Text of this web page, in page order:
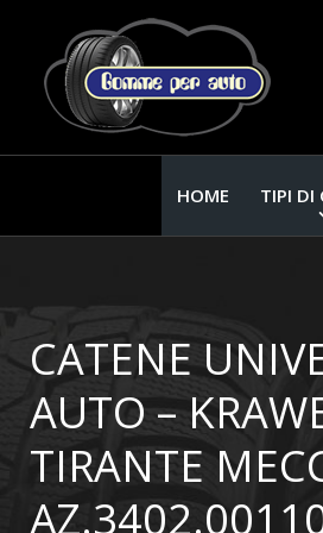
HOME TIPI DI
CATENE
AUTO –
TIRANTE